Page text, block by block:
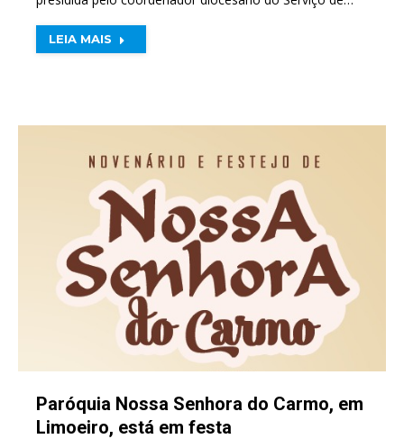
LEIA MAIS
Paróquia Nossa Senhora do Carmo, em
Limoeiro, está em festa